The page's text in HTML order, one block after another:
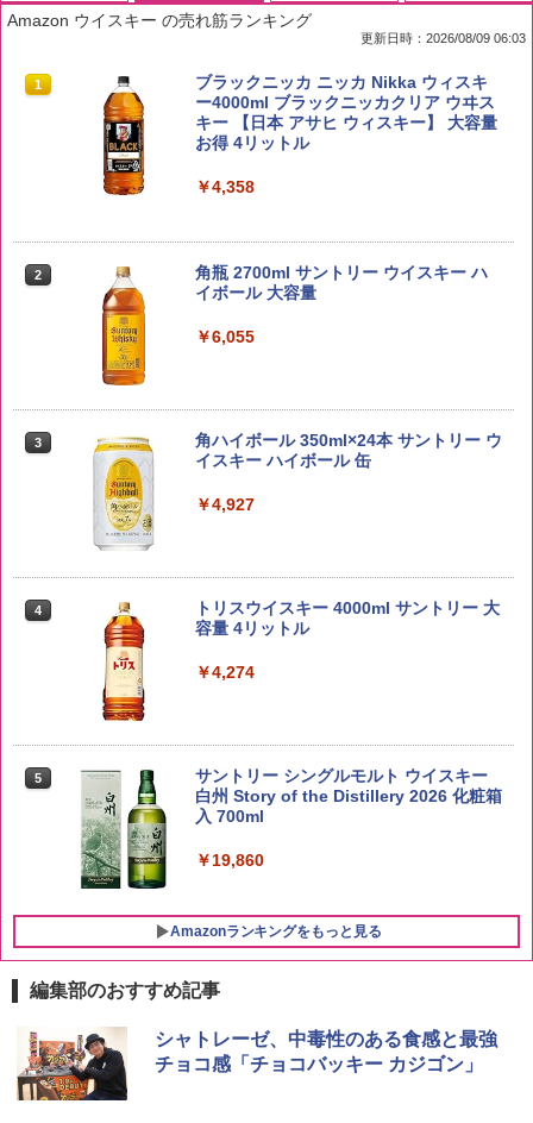
1 by Amazon 国産ブレンド米 精米 5kg
￥2,650
5kg 長野県産 令和7年産
kg 業務用 お米マイスターブレンド
らめき 5kg 令和7年産
米 5kg
￥3,396
Amazon ウイスキー の売れ筋ランキング
更新日時：2026/08/09 06:03
1
ブラックニッカ ニッカ Nikka ウィスキ
ー4000ml ブラックニッカクリア ウヰス
キー 【日本 アサヒ ウィスキー】 大容量
お得 4リットル
￥4,358
2
角瓶 2700ml サントリー ウイスキー ハ
イボール 大容量
￥6,055
3
角ハイボール 350ml×24本 サントリー ウ
イスキー ハイボール 缶
￥4,927
4
トリスウイスキー 4000ml サントリー 大
容量 4リットル
￥4,274
5
サントリー シングルモルト ウイスキー
白州 Story of the Distillery 2026 化粧箱
入 700ml
￥19,860
Amazonランキングをもっと見る
1
チキンラーメン どんぶり 85g×12個 日清
食品 インスタント カップ麺
1
[山善] スチームオーブンレンジ 25L 一人
暮らし 二人暮らし フラットテーブル ス
チーム調理 自動メニュー19種搭載 角皿
編集部のおすすめ記事
シャトレーゼ、中毒性のある食感と最強
チョコ感「チョコバッキー カジゴン」